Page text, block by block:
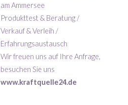
am Ammersee
Produkttest & Beratung /
Verkauf & Verleih /
Erfahrungsaustausch
Wir freuen uns auf Ihre Anfrage,
besuchen Sie uns
www.kraftquelle24.de